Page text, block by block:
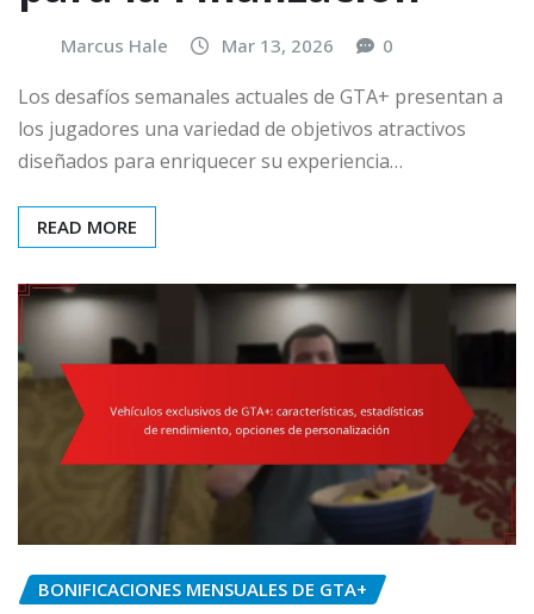
Marcus Hale Mar 13, 2026 0
Los desafíos semanales actuales de GTA+ presentan a
los jugadores una variedad de objetivos atractivos
diseñados para enriquecer su experiencia…
READ MORE
BONIFICACIONES MENSUALES DE GTA+